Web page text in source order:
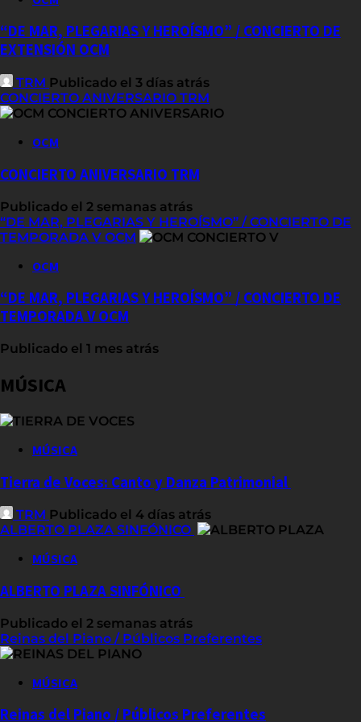
“DE MAR, PLEGARIAS Y HEROÍSMO” / CONCIERTO DE
EXTENSIÓN OCM
TRM Publicado el 3 días atrás
CONCIERTO ANIVERSARIO TRM
OCM
CONCIERTO ANIVERSARIO TRM
Publicado el 2 semanas atrás
“DE MAR, PLEGARIAS Y HEROÍSMO” / CONCIERTO DE
TEMPORADA V OCM
OCM
“DE MAR, PLEGARIAS Y HEROÍSMO” / CONCIERTO DE
TEMPORADA V OCM
Publicado el 1 mes atrás
MÚSICA
MÚSICA
Tierra de Voces: Canto y Danza Patrimonial
TRM Publicado el 4 días atrás
ALBERTO PLAZA SINFÓNICO
MÚSICA
ALBERTO PLAZA SINFÓNICO
Publicado el 2 semanas atrás
Reinas del Piano / Públicos Preferentes
MÚSICA
Reinas del Piano / Públicos Preferentes